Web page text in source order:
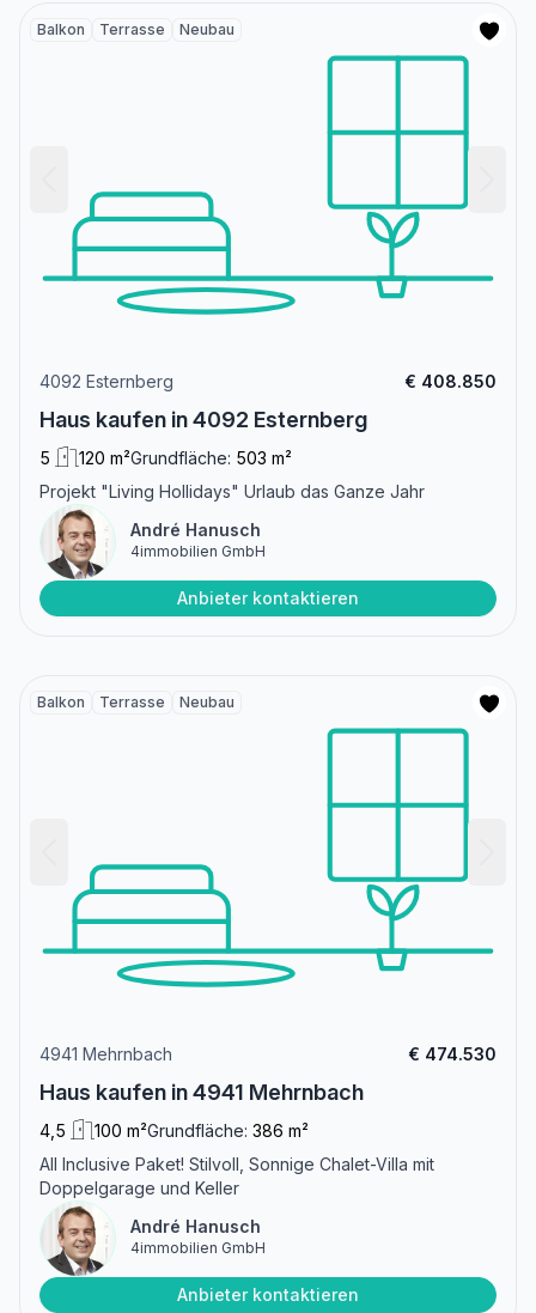
Balkon Terrasse Neubau
4092 Esternberg € 408.850
Haus kaufen in 4092 Esternberg
5 120 m²Grundfläche: 503 m²
Projekt "Living Hollidays" Urlaub das Ganze Jahr
André Hanusch
4immobilien GmbH
Anbieter kontaktieren
Balkon Terrasse Neubau
4941 Mehrnbach € 474.530
Haus kaufen in 4941 Mehrnbach
4,5 100 m²Grundfläche: 386 m²
All Inclusive Paket! Stilvoll, Sonnige Chalet-Villa mit
Doppelgarage und Keller
André Hanusch
4immobilien GmbH
Anbieter kontaktieren